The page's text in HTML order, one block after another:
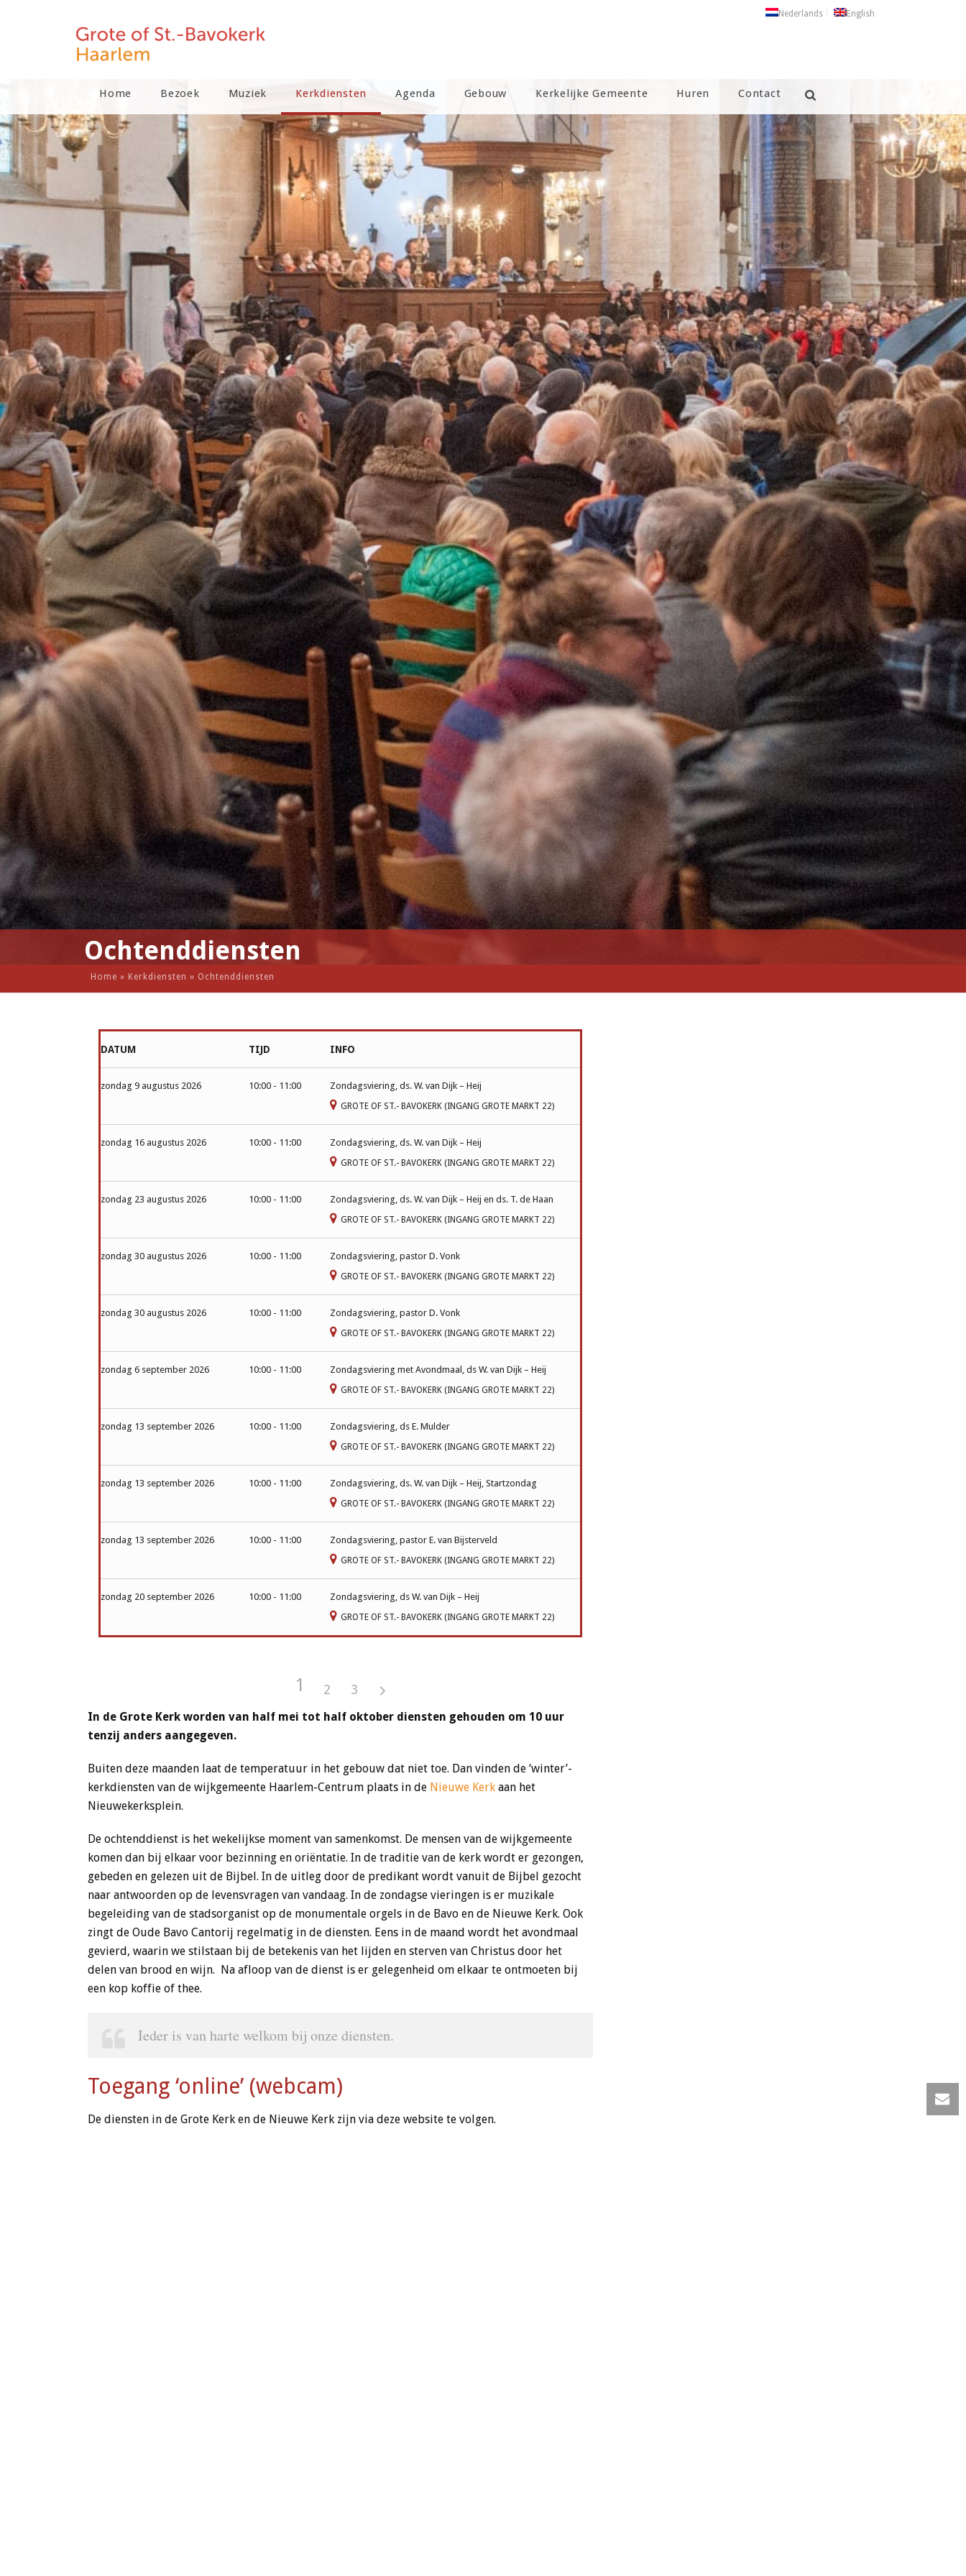
Nederlands English
Home Bezoek Muziek Kerkdiensten Agenda Gebouw Kerkelijke Gemeente Huren Contact
Ochtenddiensten
Home » Kerkdiensten » Ochtenddiensten
DATUM TIJD INFO
zondag 9 augustus 2026 10:00 - 11:00 Zondagsviering, ds. W. van Dijk – Heij
GROTE OF ST.- BAVOKERK (INGANG GROTE MARKT 22)
zondag 16 augustus 2026 10:00 - 11:00 Zondagsviering, ds. W. van Dijk – Heij
GROTE OF ST.- BAVOKERK (INGANG GROTE MARKT 22)
zondag 23 augustus 2026 10:00 - 11:00 Zondagsviering, ds. W. van Dijk – Heij en ds. T. de Haan
GROTE OF ST.- BAVOKERK (INGANG GROTE MARKT 22)
zondag 30 augustus 2026 10:00 - 11:00 Zondagsviering, pastor D. Vonk
GROTE OF ST.- BAVOKERK (INGANG GROTE MARKT 22)
zondag 30 augustus 2026 10:00 - 11:00 Zondagsviering, pastor D. Vonk
GROTE OF ST.- BAVOKERK (INGANG GROTE MARKT 22)
zondag 6 september 2026 10:00 - 11:00 Zondagsviering met Avondmaal, ds W. van Dijk – Heij
GROTE OF ST.- BAVOKERK (INGANG GROTE MARKT 22)
zondag 13 september 2026 10:00 - 11:00 Zondagsviering, ds E. Mulder
GROTE OF ST.- BAVOKERK (INGANG GROTE MARKT 22)
zondag 13 september 2026 10:00 - 11:00 Zondagsviering, ds. W. van Dijk – Heij, Startzondag
GROTE OF ST.- BAVOKERK (INGANG GROTE MARKT 22)
zondag 13 september 2026 10:00 - 11:00 Zondagsviering, pastor E. van Bijsterveld
GROTE OF ST.- BAVOKERK (INGANG GROTE MARKT 22)
zondag 20 september 2026 10:00 - 11:00 Zondagsviering, ds W. van Dijk – Heij
GROTE OF ST.- BAVOKERK (INGANG GROTE MARKT 22)
1 2 3
In de Grote Kerk worden van half mei tot half oktober diensten gehouden om 10 uur
tenzij anders aangegeven.
Buiten deze maanden laat de temperatuur in het gebouw dat niet toe. Dan vinden de ‘winter’-
kerkdiensten van de wijkgemeente Haarlem-Centrum plaats in de Nieuwe Kerk aan het
Nieuwekerksplein.
De ochtenddienst is het wekelijkse moment van samenkomst. De mensen van de wijkgemeente
komen dan bij elkaar voor bezinning en oriëntatie. In de traditie van de kerk wordt er gezongen,
gebeden en gelezen uit de Bijbel. In de uitleg door de predikant wordt vanuit de Bijbel gezocht
naar antwoorden op de levensvragen van vandaag. In de zondagse vieringen is er muzikale
begeleiding van de stadsorganist op de monumentale orgels in de Bavo en de Nieuwe Kerk. Ook
zingt de Oude Bavo Cantorij regelmatig in de diensten. Eens in de maand wordt het avondmaal
gevierd, waarin we stilstaan bij de betekenis van het lijden en sterven van Christus door het
delen van brood en wijn. Na afloop van de dienst is er gelegenheid om elkaar te ontmoeten bij
een kop koffie of thee.
Ieder is van harte welkom bij onze diensten.
Toegang ‘online’ (webcam)
De diensten in de Grote Kerk en de Nieuwe Kerk zijn via deze website te volgen.